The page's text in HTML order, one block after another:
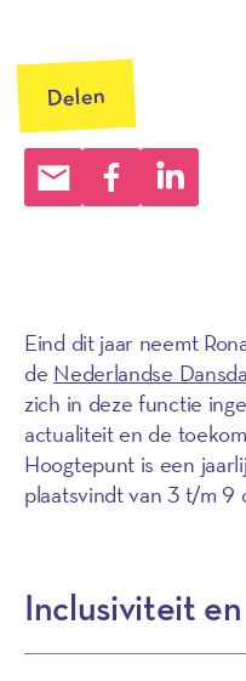
Delen
Eind dit jaar neemt
de Nederlandse
zich in deze functie
actualiteit en de
Hoogtepunt is een
plaatsvindt van 3 t/m
Inclusiviteit